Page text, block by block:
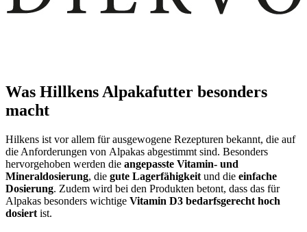
Was Hillkens Alpakafutter besonders
macht
Hilkens ist vor allem für ausgewogene Rezepturen bekannt, die auf
die Anforderungen von Alpakas abgestimmt sind. Besonders
hervorgehoben werden die angepasste Vitamin- und
Mineraldosierung, die gute Lagerfähigkeit und die einfache
Dosierung. Zudem wird bei den Produkten betont, dass das für
Alpakas besonders wichtige Vitamin D3 bedarfsgerecht hoch
dosiert ist.